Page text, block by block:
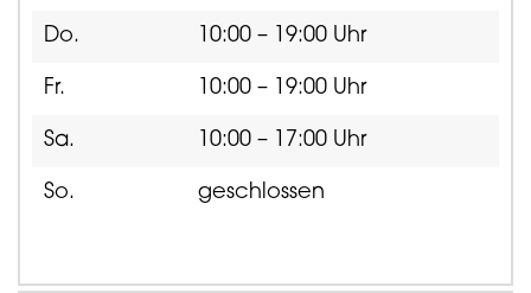
Do. 10:00 – 19:00 Uhr
Fr. 10:00 – 19:00 Uhr
Sa. 10:00 – 17:00 Uhr
So. geschlossen